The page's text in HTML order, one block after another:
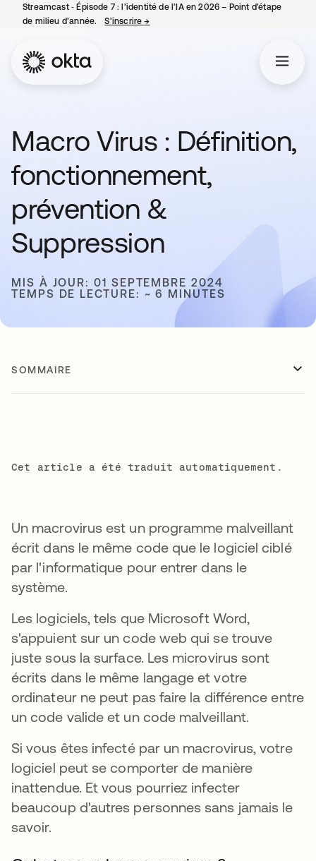
Streamcast ‑ Épisode 7 : l’identité de l’IA en 2026 – Point d’étape
de milieu d’année.
S’inscrire→
Macro Virus : Définition,
fonctionnement,
prévention &
Suppression
MIS À JOUR: 01 SEPTEMBRE 2024
TEMPS DE LECTURE: ~ 6 MINUTES
SOMMAIRE
Cet article a été traduit automatiquement.
Un macrovirus est un programme malveillant
écrit dans le même code que le logiciel ciblé
par l'informatique pour entrer dans le
système.
Les logiciels, tels que Microsoft Word,
s'appuient sur un code web qui se trouve
juste sous la surface. Les microvirus sont
écrits dans le même langage et votre
ordinateur ne peut pas faire la différence entre
un code valide et un code malveillant.
Si vous êtes infecté par un macrovirus, votre
logiciel peut se comporter de manière
inattendue. Et vous pourriez infecter
beaucoup d'autres personnes sans jamais le
savoir.